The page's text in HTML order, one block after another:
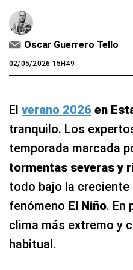
Oscar Guerrero Tello
02/05/2026 15H49
El verano 2026 en
tranquilo. Los
temporada marcada
tormentas severas y
todo bajo la creciente
fenómeno El Niño. En
clima más extremo y
habitual.